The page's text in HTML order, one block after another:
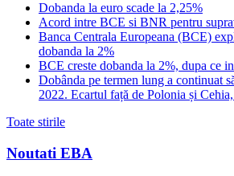
Dobanda la euro scade la 2,25%
Acord intre BCE si BNR pentru
Banca Centrala Europeana (BCE)
dobanda la 2%
BCE creste dobanda la 2%, dupa ce
Dobânda pe termen lung a continuat
2022. Ecartul față de Polonia și
Toate stirile
Noutati EBA